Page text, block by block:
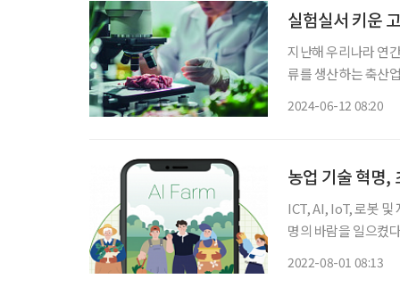
실험실서 키운
지난해 우리나라 연
류를 생산하는 축산
2024-06-12 08:20
농업 기술 혁명,
ICT, AI, IoT, 로봇
명의 바람을 일으켰
2022-08-01 08:13